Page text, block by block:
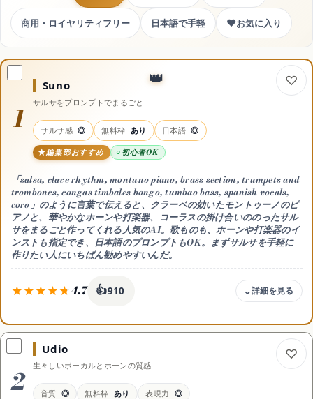
商用・ロイヤリティフリー 日本語で手軽 ♥お気に入り
1
Suno
サルサをプロンプトでまるごと
サルサ感 ◎ 無料枠 あり 日本語 ◎
編集部おすすめ 初心者OK
「salsa, clave rhythm, montuno piano, brass section, trumpets and
trombones, congas timbales bongo, tumbao bass, spanish vocals,
coro」のように言葉で伝えると、クラーベの効いたモントゥーノのピ
アノと、華やかなホーンや打楽器、コーラスの掛け合いののったサル
サをまるごと作ってくれる人気のAI。歌ものも、ホーンや打楽器のイ
ンストも指定でき、日本語のプロンプトもOK。まずサルサを手軽に
作りたい人にいちばん勧めやすいんだ。
4.7 👍910
料金
無料 / Pro 月10ドル(年払い月8ドル) / Premier 月30ドル(年払い月24
ドル)
無料枠
無料は毎日のクレジットでお試し(生成物は非商用)。商用利用や本格
的な書き出しはPro(月10ドル・年払い月8ドル)以上
2
Udio
生々しいボーカルとホーンの質感
音質 ◎ 無料枠 あり 表現力 ◎